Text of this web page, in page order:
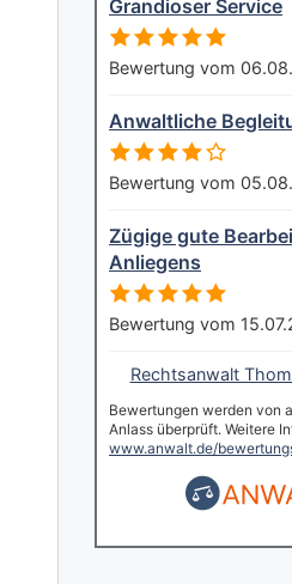
Grandioser Service
Bewertung vom
Anwaltliche
Bewertung vom
Zügige gute
Anliegens
Bewertung vom
Rechtsanwalt
Bewertungen werden von
Anlass überprüft. Weitere
www.anwalt.de/